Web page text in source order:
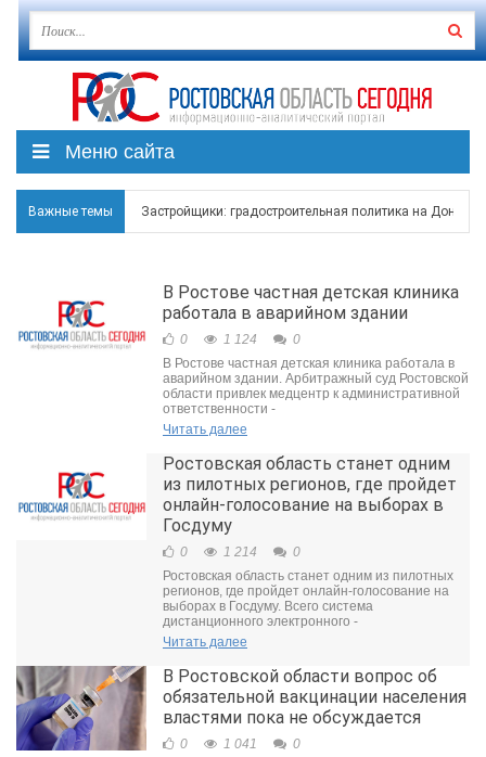
Меню сайта
Важные темы Застройщики: градостроительная политика на Дону
В Чеховской библиотеке Таганрога открылась
В Ростове задержан подозреваемый в ночном
Среди детей, ставших жертвами вражеской атаки в
В Ростове частная детская клиника
работала в аварийном здании
0 1 124
0
В Ростове частная детская клиника работала в
аварийном здании. Арбитражный суд Ростовской
области привлек медцентр к административной
ответственности -
Читать далее
Ростовская область станет одним
из пилотных регионов, где пройдет
онлайн-голосование на выборах в
Госдуму
0 1 214
0
Ростовская область станет одним из пилотных
регионов, где пройдет онлайн-голосование на
выборах в Госдуму. Всего система
дистанционного электронного -
Читать далее
В Ростовской области вопрос об
обязательной вакцинации населения
властями пока не обсуждается
0 1 041
0